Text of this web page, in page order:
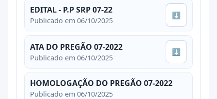
EDITAL - P.P SRP 07-22
Publicado em 06/10/2025
⬇
ATA DO PREGÃO 07-2022
Publicado em 06/10/2025
⬇
HOMOLOGAÇÃO DO PREGÃO 07-2022
Publicado em 06/10/2025